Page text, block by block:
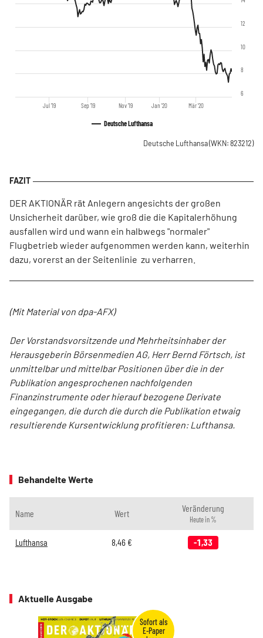
Deutsche Lufthansa
Jul '19 Sep '19 Nov '19 Jan '20 Mär '20
6
8
10
12
Deutsche Lufthansa(WKN: 823212)
DER AKTIONÄR rät Anlegern angesichts der großen
Unsicherheit darüber, wie groß die die Kapitalerhöhung
ausfallen wird und wann ein halbwegs "normaler"
Flugbetrieb wieder aufgenommen werden kann, weiterhin
dazu, vorerst an der Seitenlinie zu verharren.
(Mit Material von dpa-AFX)
Der Vorstandsvorsitzende und Mehrheitsinhaber der
Herausgeberin Börsenmedien AG, Herr Bernd Förtsch, ist
unmittelbar und mittelbar Positionen über die in der
Publikation angesprochenen nachfolgenden
Finanzinstrumente oder hierauf bezogene Derivate
eingegangen, die durch die durch die Publikation etwaig
resultierende Kursentwicklung profitieren: Lufthansa.
Behandelte Werte
Name Wert Veränderung
Heute in %
Lufthansa 8,46 € -1,33
Aktuelle Ausgabe